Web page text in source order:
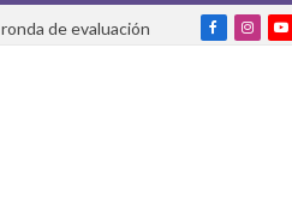
de evaluación
Facebook